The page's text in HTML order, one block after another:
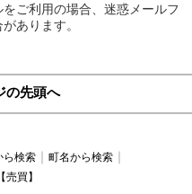
ご利用の場合、迷惑メールフ
あります。
の先頭へ
ら検索
町名から検索
買】